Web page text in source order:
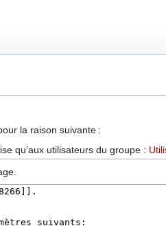
la raison suivante :
qu’aux utilisateurs du groupe :